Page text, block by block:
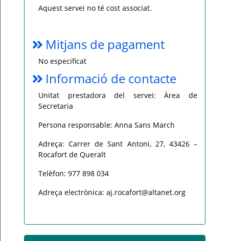
Aquest servei no té cost associat.
Mitjans de pagament
No especificat
Informació de contacte
Unitat prestadora del servei: Àrea de
Secretaria
Persona responsable: Anna Sans March
Adreça: Carrer de Sant Antoni, 27, 43426 –
Rocafort de Queralt
Telèfon: 977 898 034
Adreça electrònica: aj.rocafort@altanet.org